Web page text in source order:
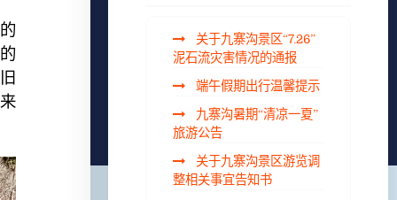
关于九寨沟景区“7.26”
泥石流灾害情况的通报
端午假期出行温馨提示
九寨沟暑期“清凉一夏”
旅游公告
关于九寨沟景区游览调
整相关事宜告知书